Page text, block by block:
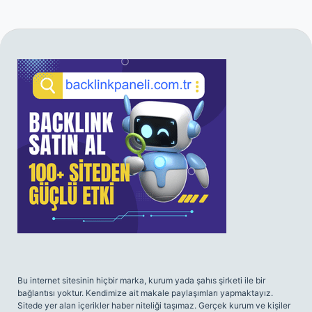
SIDEBAR
Bu internet sitesinin hiçbir marka, kurum yada şahıs şirketi ile bir
bağlantısı yoktur. Kendimize ait makale paylaşımları yapmaktayız.
Sitede yer alan içerikler haber niteliği taşımaz. Gerçek kurum ve kişiler